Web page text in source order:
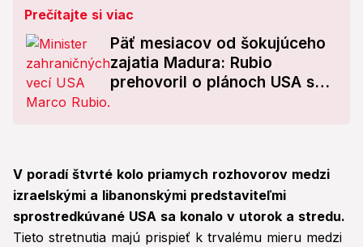
Prečítajte si viac
Päť mesiacov od šokujúceho
zajatia Madura: Rubio
prehovoril o plánoch USA s
V poradí štvrté kolo priamych rozhovorov medzi
izraelskými a libanonskými predstaviteľmi
sprostredkúvané USA sa konalo v utorok a stredu.
Tieto stretnutia majú prispieť k trvalému mieru medzi